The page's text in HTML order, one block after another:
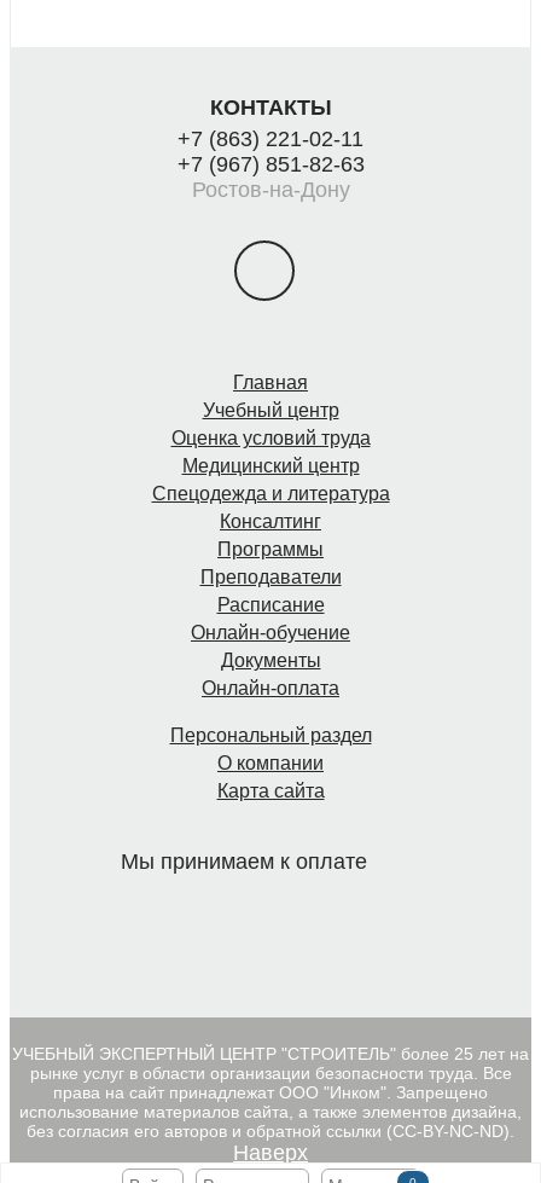
КОНТАКТЫ
+7 (863) 221-02-11
+7 (967) 851-82-63
Ростов-на-Дону
Главная
Учебный центр
Оценка условий труда
Медицинский центр
Спецодежда и литература
Консалтинг
Программы
Преподаватели
Расписание
Онлайн-обучение
Документы
Онлайн-оплата
Персональный раздел
О компании
Карта сайта
Мы принимаем к оплате
УЧЕБНЫЙ ЭКСПЕРТНЫЙ ЦЕНТР "СТРОИТЕЛЬ" более 25 лет на
рынке услуг в области организации безопасности труда. Все
права на сайт принадлежат ООО "Инком". Запрещено
использование материалов сайта, а также элементов дизайна,
без согласия его авторов и обратной ссылки (CC-BY-NC-ND).
Наверх